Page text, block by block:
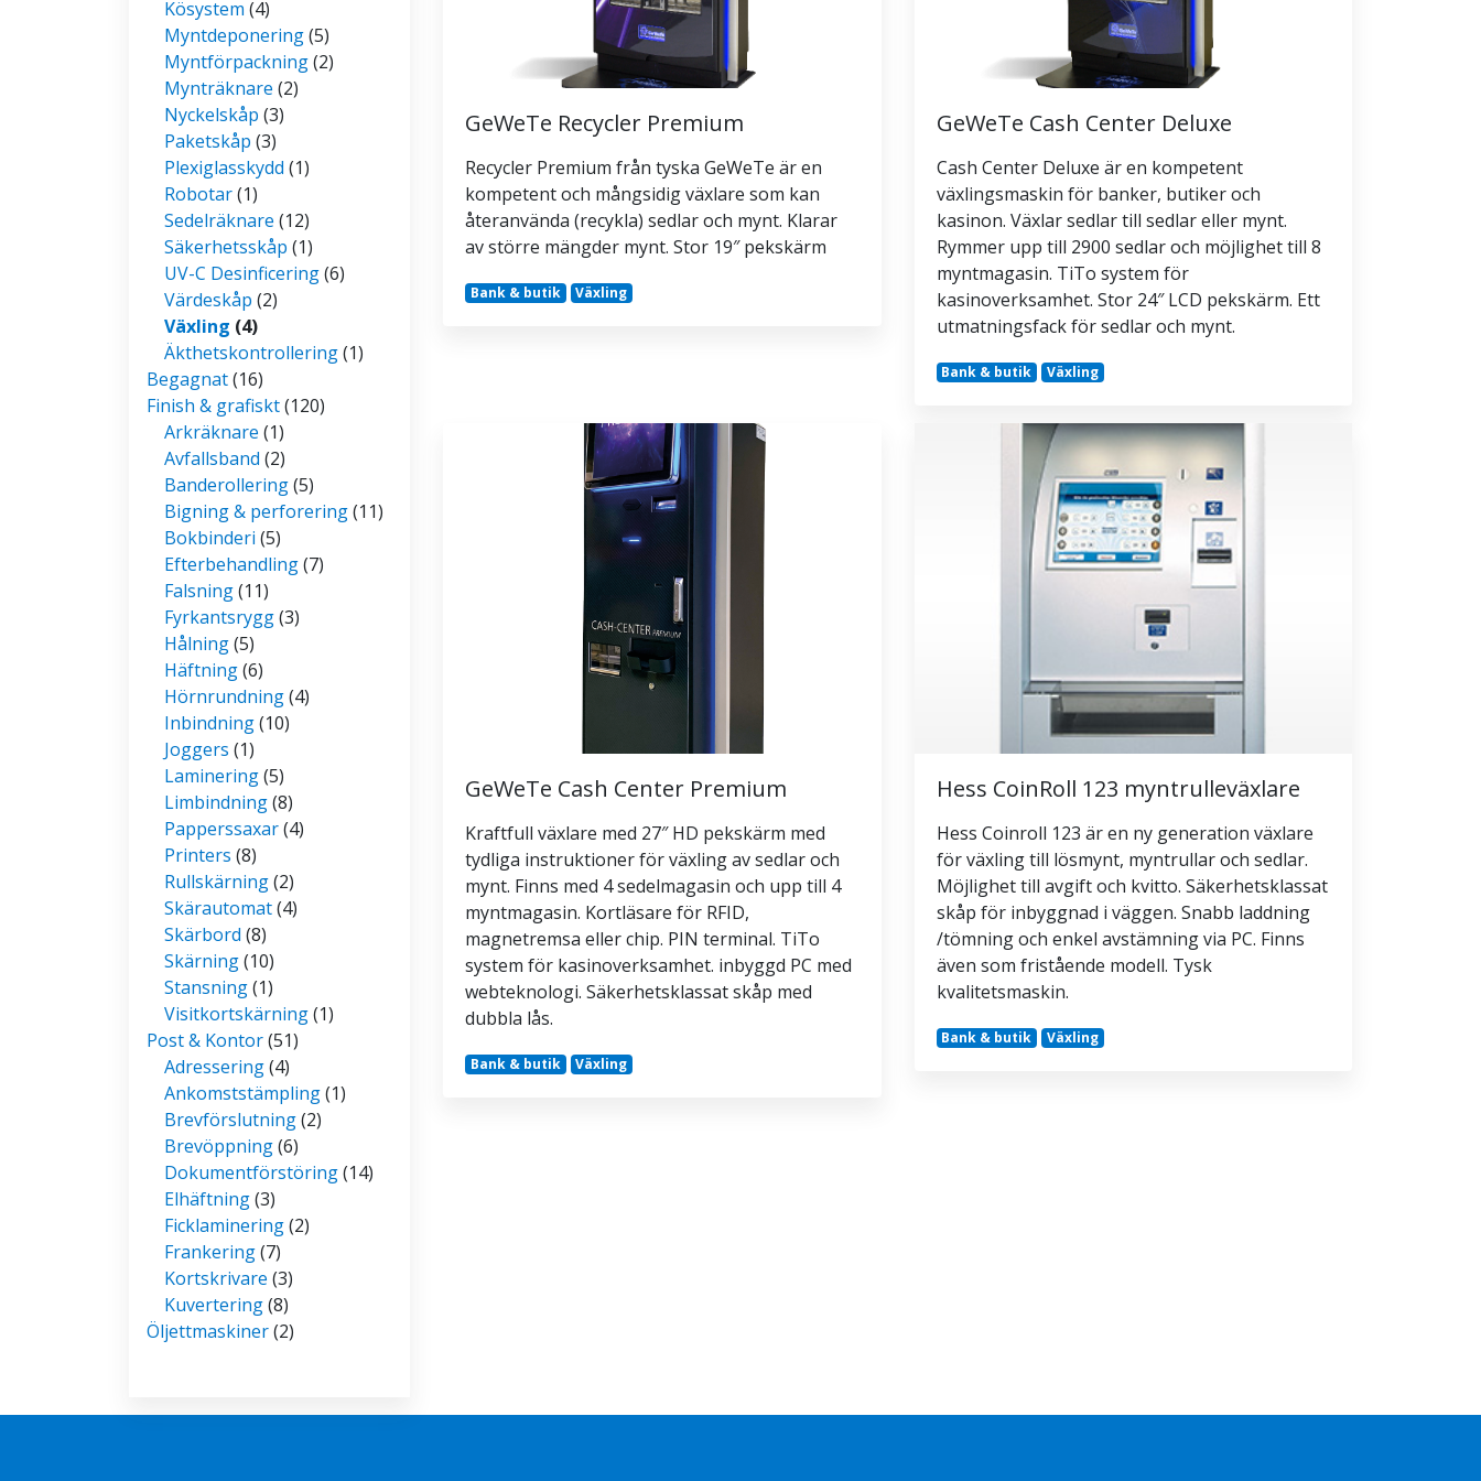
Kösystem (4)
Myntdeponering(5)
Myntförpackning(2)
Mynträknare (2)
Nyckelskåp (3)
Paketskåp (3)
Plexiglasskydd (1)
Robotar(1)
Sedelräknare (12)
Säkerhetsskåp (1)
UV-C Desinficering(6)
Värdeskåp (2)
Växling (4)
Äkthetskontrollering(1)
Begagnat(16)
Finish & grafiskt(120)
Arkräknare (1)
Avfallsband (2)
Banderollering(5)
Bigning & perforering(11)
Bokbinderi (5)
Efterbehandling(7)
Falsning(11)
Fyrkantsrygg(3)
Hålning(5)
Häftning(6)
Hörnrundning(4)
Inbindning(10)
Joggers (1)
Laminering(5)
Limbindning(8)
Papperssaxar(4)
Printers (8)
Rullskärning(2)
Skärautomat(4)
Skärbord (8)
Skärning(10)
Stansning(1)
Visitkortskärning(1)
Post & Kontor(51)
Adressering(4)
Ankomststämpling(1)
Brevförslutning(2)
Brevöppning(6)
Dokumentförstöring(14)
Elhäftning(3)
Ficklaminering(2)
Frankering(7)
Kortskrivare (3)
Kuvertering(8)
Öljettmaskiner(2)
GeWeTe Recycler Premium
Recycler Premium från tyska GeWeTe är en
kompetent och mångsidig växlare som kan
återanvända (recykla) sedlar och mynt. Klarar
av större mängder mynt. Stor 19″ pekskärm
Bank & butik Växling
GeWeTe Cash Center Deluxe
Cash Center Deluxe är en kompetent
växlingsmaskin för banker, butiker och
kasinon. Växlar sedlar till sedlar eller mynt.
Rymmer upp till 2900 sedlar och möjlighet till 8
myntmagasin. TiTo system för
kasinoverksamhet. Stor 24″ LCD pekskärm. Ett
utmatningsfack för sedlar och mynt.
Bank & butik Växling
GeWeTe Cash Center Premium
Kraftfull växlare med 27″ HD pekskärm med
tydliga instruktioner för växling av sedlar och
mynt. Finns med 4 sedelmagasin och upp till 4
myntmagasin. Kortläsare för RFID,
magnetremsa eller chip. PIN terminal. TiTo
system för kasinoverksamhet. inbyggd PC med
webteknologi. Säkerhetsklassat skåp med
dubbla lås.
Bank & butik Växling
Hess CoinRoll 123 myntrulleväxlare
Hess Coinroll 123 är en ny generation växlare
för växling till lösmynt, myntrullar och sedlar.
Möjlighet till avgift och kvitto. Säkerhetsklassat
skåp för inbyggnad i väggen. Snabb laddning
/tömning och enkel avstämning via PC. Finns
även som fristående modell. Tysk
kvalitetsmaskin.
Bank & butik Växling